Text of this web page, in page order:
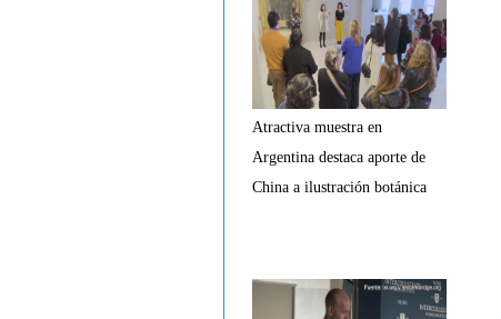
Atractiva muestra en
Argentina destaca aporte de
China a ilustración botánica